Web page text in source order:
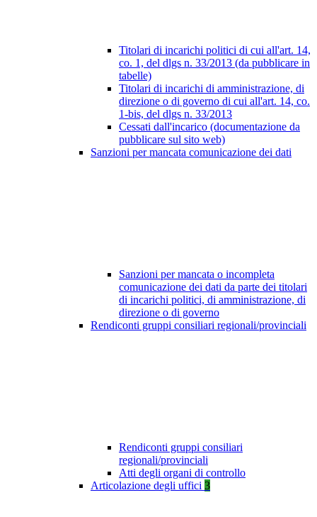
Titolari di incarichi politici di cui all'art. 14,
co. 1, del dlgs n. 33/2013 (da pubblicare in
tabelle)
Titolari di incarichi di amministrazione, di
direzione o di governo di cui all'art. 14, co.
1-bis, del dlgs n. 33/2013
Cessati dall'incarico (documentazione da
pubblicare sul sito web)
Sanzioni per mancata comunicazione dei dati
Sanzioni per mancata o incompleta
comunicazione dei dati da parte dei titolari
di incarichi politici, di amministrazione, di
direzione o di governo
Rendiconti gruppi consiliari regionali/provinciali
Rendiconti gruppi consiliari
regionali/provinciali
Atti degli organi di controllo
Articolazione degli uffici 3